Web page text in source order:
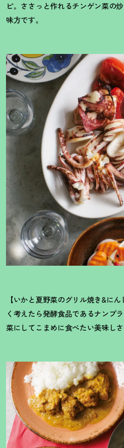
ピ。ささっと作れるチンゲン菜の
味方です。
【いかと夏野菜のグリル焼き&に
く考えたら発酵食品であるナンプ
菜にしてこまめに食べたい美味しさ